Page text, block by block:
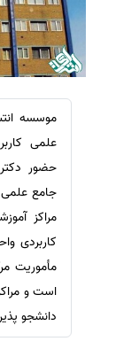
ترجمه عربی به
مشاهده همه
سفارش
سفارش پارافریز
سفارش
سفارش
سفارش معرفی
سفارش معرفی
سفارش
سفارش
سفارش ترجمه
سفارش
سفارش تولید
سفارش ترجمه
موسسه
علمی
حضور
جامع علمی
مراکز
کاربردی
مأموریت
است و
دانشجو